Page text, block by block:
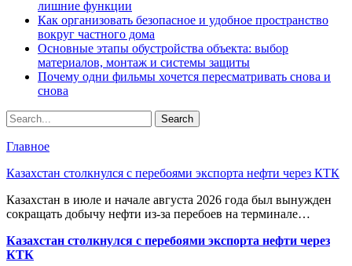
лишние функции
Как организовать безопасное и удобное пространство
вокруг частного дома
Основные этапы обустройства объекта: выбор
материалов, монтаж и системы защиты
Почему одни фильмы хочется пересматривать снова и
снова
Главное
Казахстан столкнулся с перебоями экспорта нефти через КТК
Казахстан в июле и начале августа 2026 года был вынужден
сокращать добычу нефти из-за перебоев на терминале…
Казахстан столкнулся с перебоями экспорта нефти через
КТК